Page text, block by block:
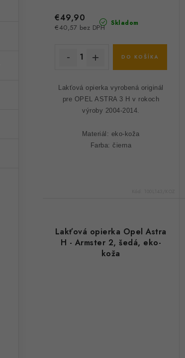
u
k
t
o
v
Skladom
€40,57 bez DPH
€49,90
DO KOŠÍKA
Lakťová opierka vyrobená originál
pre OPEL ASTRA 3 H v rokoch
výroby 2004-2014.
Materiál: eko-koža
Farba: čierna
Lakťová opierka Opel Astra
H - Armster 2, šedá, eko-
koža